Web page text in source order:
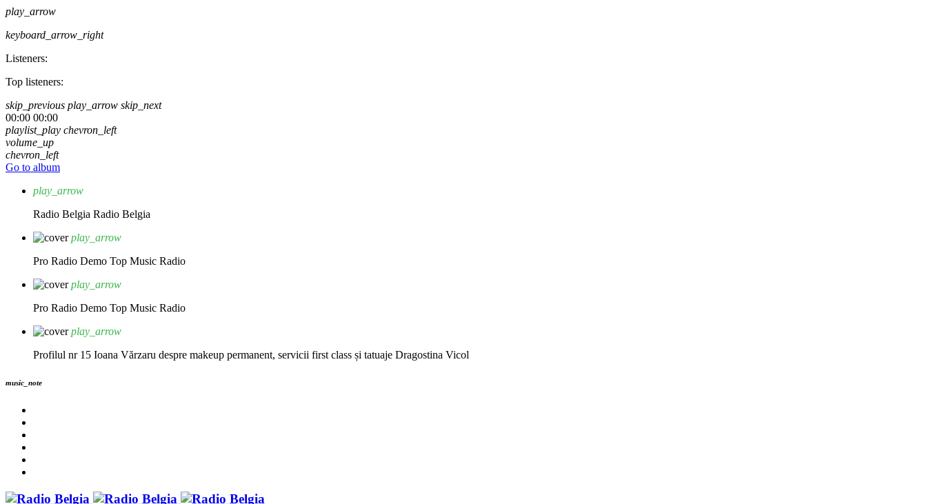
play_arrow
keyboard_arrow_right
Listeners:
Top listeners:
skip_previous play_arrow skip_next
00:00 00:00
playlist_play chevron_left
volume_up
chevron_left
Go to album
play_arrow
Radio Belgia Radio Belgia
play_arrow
Pro Radio Demo Top Music Radio
play_arrow
Pro Radio Demo Top Music Radio
play_arrow
Profilul nr 15 Ioana Vărzaru despre makeup permanent, servicii first class și tatuaje Dragostina Vicol
music_note